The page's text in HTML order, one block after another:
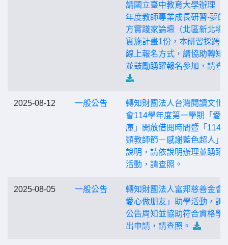
請國立臺中教育大學辦理「
年度教師專業成長研習-夢的
方實踐家論壇（北區新北場
實施計畫1份，本研習採跨
線上報名方式，請協助轉知
並鼓勵踴躍報名參加，請查
2025-08-12 一般公告
轉知財團法人台灣閱讀文化
會114學年度第一學期「愛
庫」開放借閱時間暨「114
類教師節－感謝藍色超人」
說明，請依說明辦理並踴躍
活動，請查照。
2025-08-05 一般公告
轉知財團法人富邦慈善金會
愛心做朋友」助學活動，請
公告周知並協助符合資格學
出申請，請查照。